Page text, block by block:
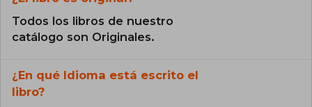
Todos los libros de nuestro
catálogo son Originales.
¿En qué Idioma está escrito el
libro?